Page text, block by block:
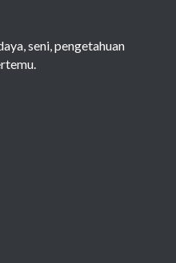
seni, pengetahuan